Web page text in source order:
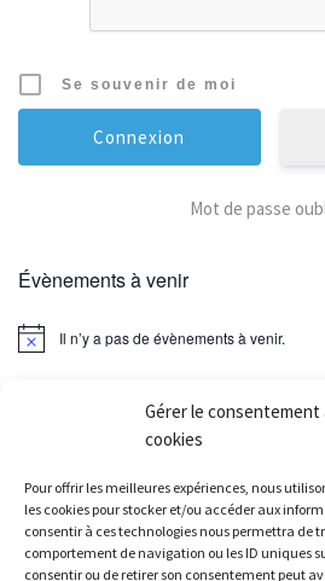
Gérer le consentement
cookies
Pour offrir les meilleures expériences, nous
les cookies pour stocker et/ou accéder aux
consentir à ces technologies nous permettra de
comportement de navigation ou les ID uniques
consentir ou de retirer son consentement peut
Se souvenir de moi
Mot de passe
Évènements à venir
Il n’y a pas de évènements à venir.
Parcourir les
RÉSULTATS SEMI DE